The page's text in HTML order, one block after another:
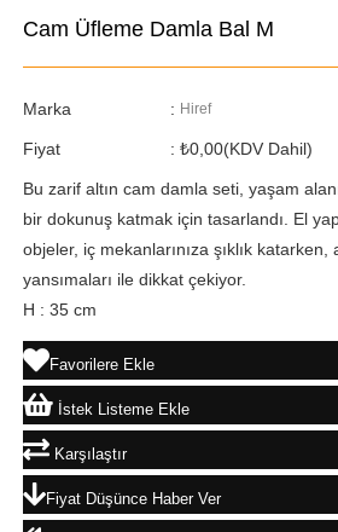
Cam Üfleme Damla Bal M
Marka : Hiref
Fiyat : ₺0,00(KDV Dahil)
Bu zarif altın cam damla seti, yaşam
bir dokunuş katmak için tasarlandı. El
objeler, iç mekanlarınıza şıklık katarken,
yansımaları ile dikkat çekiyor.
H : 35 cm
Favorilere Ekle
İstek Listeme Ekle
Karşılaştır
Fiyat Düşünce Haber Ver